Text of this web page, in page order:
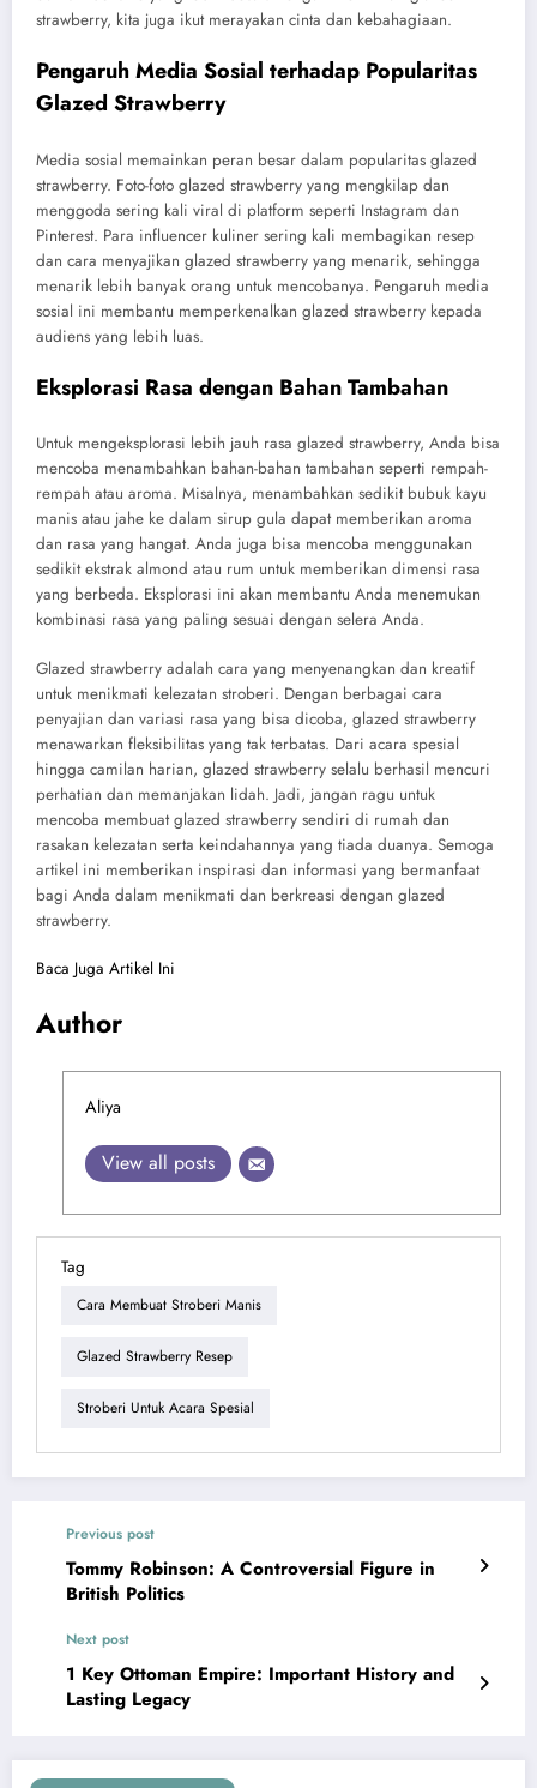
strawberry, kita juga ikut merayakan cinta dan kebahagiaan.
Pengaruh Media Sosial terhadap Popularitas
Glazed Strawberry
Media sosial memainkan peran besar dalam popularitas glazed
strawberry. Foto-foto glazed strawberry yang mengkilap dan
menggoda sering kali viral di platform seperti Instagram dan
Pinterest. Para influencer kuliner sering kali membagikan resep
dan cara menyajikan glazed strawberry yang menarik, sehingga
menarik lebih banyak orang untuk mencobanya. Pengaruh media
sosial ini membantu memperkenalkan glazed strawberry kepada
audiens yang lebih luas.
Eksplorasi Rasa dengan Bahan Tambahan
Untuk mengeksplorasi lebih jauh rasa glazed strawberry, Anda bisa
mencoba menambahkan bahan-bahan tambahan seperti rempah-
rempah atau aroma. Misalnya, menambahkan sedikit bubuk kayu
manis atau jahe ke dalam sirup gula dapat memberikan aroma
dan rasa yang hangat. Anda juga bisa mencoba menggunakan
sedikit ekstrak almond atau rum untuk memberikan dimensi rasa
yang berbeda. Eksplorasi ini akan membantu Anda menemukan
kombinasi rasa yang paling sesuai dengan selera Anda.
Glazed strawberry adalah cara yang menyenangkan dan kreatif
untuk menikmati kelezatan stroberi. Dengan berbagai cara
penyajian dan variasi rasa yang bisa dicoba, glazed strawberry
menawarkan fleksibilitas yang tak terbatas. Dari acara spesial
hingga camilan harian, glazed strawberry selalu berhasil mencuri
perhatian dan memanjakan lidah. Jadi, jangan ragu untuk
mencoba membuat glazed strawberry sendiri di rumah dan
rasakan kelezatan serta keindahannya yang tiada duanya. Semoga
artikel ini memberikan inspirasi dan informasi yang bermanfaat
bagi Anda dalam menikmati dan berkreasi dengan glazed
strawberry.
Baca Juga Artikel Ini
Author
Aliya
View all posts
Tag
Cara Membuat Stroberi Manis
Glazed Strawberry Resep
Stroberi Untuk Acara Spesial
Previous post
Tommy Robinson: A Controversial Figure in
British Politics
Next post
1 Key Ottoman Empire: Important History and
Lasting Legacy